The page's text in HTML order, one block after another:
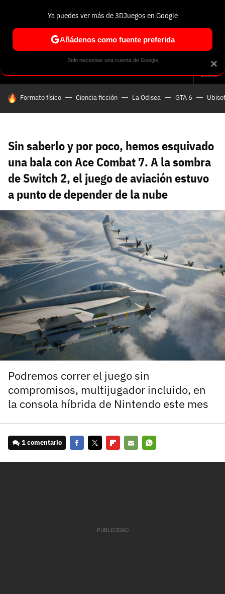
Buscar
HOY SE HABLA DE
Formato físico Ciencia ficción La Odisea GTA 6
Sin saberlo y por poco, hemos esquivado
una bala con Ace Combat 7. A la sombra
de Switch 2, el juego de aviación estuvo
a punto de depender de la nube
Podremos correr el juego sin
compromisos, multijugador incluido, en
la consola híbrida de Nintendo este mes
1 comentario
Entra en 3DJuegos
Correo electrónico
Contraseña
Recuperar contraseña
Entra con Google
¿Todavía no tienes cuenta?
Regístrate gratis
El inicio de sesión con Facebook ya no está
disponible, pero puedes seguir usando tu cuenta
de 3DJuegos:
Recupera tu acceso con Facebook
Regístrate en 3DJuegos
Correo electrónico
Contraseña (mínimo 6 caracteres)
Nombre de usuario
Se usa para la dirección de tu página de usuario.
Piénsalo bien porque no podrás cambiarlo. Mínimo 3
caracteres, se pueden usar números (no como
carácter inicial), pero no mayúsculas, espacios, tildes
o caracteres especiales.
He leído y acepto lapolitica de privacidad y
de participación
Registrarse en 3DJuegos
Entra con Google
¿Ya tienes cuenta?
Recuperar contraseña
Correo electrónico
Recuperar contraseña Cancelar
Te enviaremos un correo electrónico con un
Facebook:
Recuperar contraseña
×
Ya puedes ver más de 3DJuegos en Google
Añádenos como fuente preferida
Solo necesitas una cuenta de Google